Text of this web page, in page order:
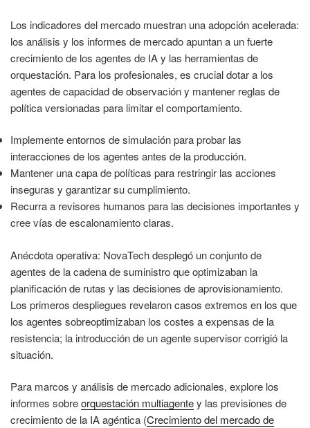
Los indicadores del mercado muestran una adopción acelerada:
los análisis y los informes de mercado apuntan a un fuerte
crecimiento de los agentes de IA y las herramientas de
orquestación. Para los profesionales, es crucial dotar a los
agentes de capacidad de observación y mantener reglas de
política versionadas para limitar el comportamiento.
Implemente entornos de simulación para probar las
interacciones de los agentes antes de la producción.
Mantener una capa de políticas para restringir las acciones
inseguras y garantizar su cumplimiento.
Recurra a revisores humanos para las decisiones importantes y
cree vías de escalonamiento claras.
Anécdota operativa: NovaTech desplegó un conjunto de
agentes de la cadena de suministro que optimizaban la
planificación de rutas y las decisiones de aprovisionamiento.
Los primeros despliegues revelaron casos extremos en los que
los agentes sobreoptimizaban los costes a expensas de la
resistencia; la introducción de un agente supervisor corrigió la
situación.
Para marcos y análisis de mercado adicionales, explore los
informes sobreorquestación multiagentey las previsiones de
crecimiento de la IA agéntica (Crecimiento del mercado de